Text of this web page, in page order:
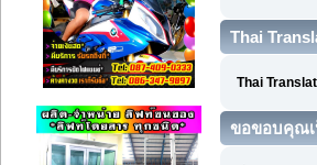
Thai
Thai
ขอขอบคุณ